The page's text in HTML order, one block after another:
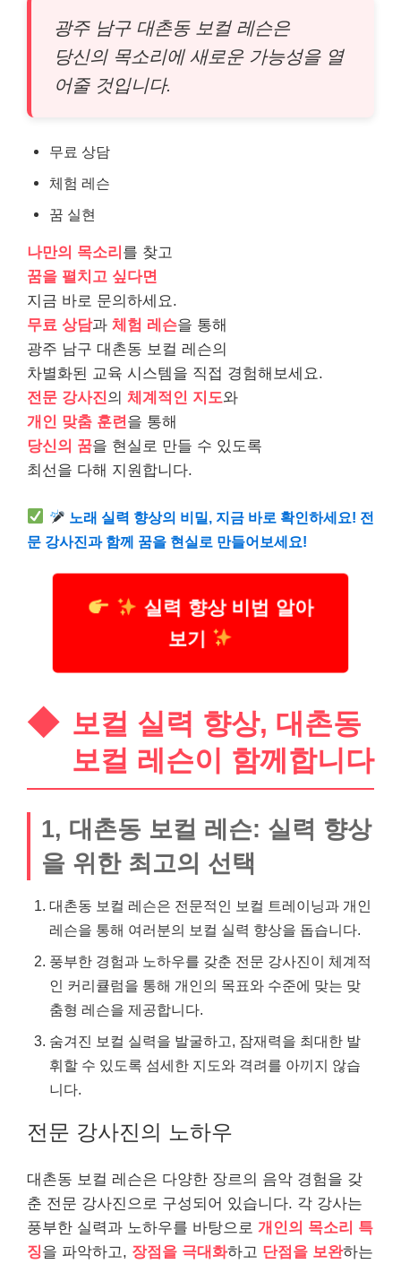
광주 남구 대촌동 보컬 레슨은
당신의 목소리에 새로운 가능성을 열
어줄 것입니다.
무료 상담
체험 레슨
꿈 실현
나만의 목소리 를 찾고
꿈을 펼치고 싶다면
지금 바로 문의하세요.
무료 상담과 체험 레슨을 통해
광주 남구 대촌동 보컬 레슨의
차별화된 교육 시스템을 직접 경험해보세요.
전문 강사진의 체계적인 지도와
개인 맞춤 훈련을 통해
당신의 꿈을 현실로 만들 수 있도록
최선을 다해 지원합니다.
노래 실력 향상의 비밀, 지금 바로 확인하세요! 전
문 강사진과 함께 꿈을 현실로 만들어보세요!
실력 향상 비법 알아
보기
보컬 실력 향상, 대촌동
보컬 레슨이 함께합니다
1, 대촌동 보컬 레슨: 실력 향상
을 위한 최고의 선택
대촌동 보컬 레슨은 전문적인 보컬 트레이닝과 개인
레슨을 통해 여러분의 보컬 실력 향상을 돕습니다.
풍부한 경험과 노하우를 갖춘 전문 강사진이 체계적
인 커리큘럼을 통해 개인의 목표와 수준에 맞는 맞
춤형 레슨을 제공합니다.
숨겨진 보컬 실력을 발굴하고, 잠재력을 최대한 발
휘할 수 있도록 섬세한 지도와 격려를 아끼지 않습
니다.
전문 강사진의 노하우
대촌동 보컬 레슨은 다양한 장르의 음악 경험을 갖
춘 전문 강사진으로 구성되어 있습니다. 각 강사는
풍부한 실력과 노하우를 바탕으로 개인의 목소리 특
징을 파악하고, 장점을 극대화하고 단점을 보완하는